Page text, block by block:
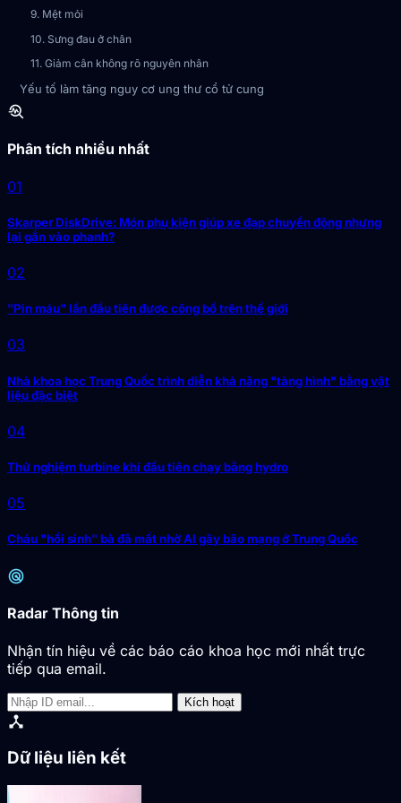
9. Mệt mỏi
10. Sưng đau ở chân
11. Giảm cân không rõ nguyên nhân
Yếu tố làm tăng nguy cơ ung thư cổ tử cung
troubleshoot
Phân tích nhiều nhất
01
Skarper DiskDrive: Món phụ kiện giúp xe đạp chuyển động nhưng
lại gắn vào phanh?
02
"Pin máu" lần đầu tiên được công bố trên thế giới
03
Nhà khoa học Trung Quốc trình diễn khả năng "tàng hình" bằng vật
liệu đặc biệt
04
Thử nghiệm turbine khí đầu tiên chạy bằng hydro
05
Cháu "hồi sinh" bà đã mất nhờ AI gây bão mạng ở Trung Quốc
radar
Radar Thông tin
Nhận tín hiệu về các báo cáo khoa học mới nhất trực
tiếp qua email.
Kích hoạt
device_hub
Dữ liệu liên kết